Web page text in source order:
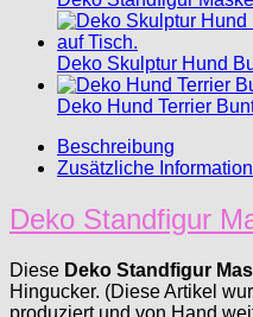
Deko Skulptur Hund
Deko Hund Terrier
Beschreibung
Zusätzliche
Deko Standfigur
Diese Deko Standfigur
Hingucker. (Diese Artikel